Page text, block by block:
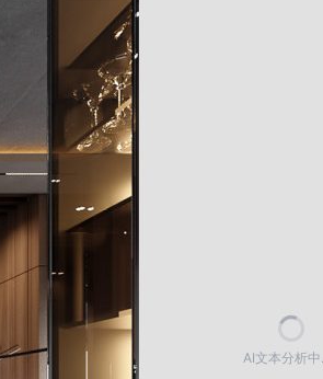
AI文本分析